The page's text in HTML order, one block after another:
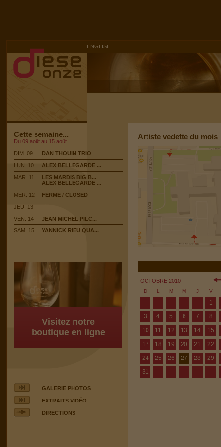
ENGLISH
Cette semaine...
Du 09 août au 15 août
DIM. 09
DAN THOUIN TRIO
LUN. 10
ALEX BELLEGARDE ...
MAR. 11
LES MARDIS BIG B...
ALEX BELLEGARDE ...
MER. 12
FERME / CLOSED
JEU. 13
VEN. 14
JEAN MICHEL PILC...
SAM. 15
YANNICK RIEU QUA...
Visitez notre
boutique en ligne
GALERIE PHOTOS
EXTRAITS VIDÉO
DIRECTIONS
Artiste vedette du mois
OCTOBRE 2010
D L M M J V
1
3
4 5 6 7
8
10
11 12 13 14 15
17
18 19 20 21 22
24
25 26 27 28 29
31